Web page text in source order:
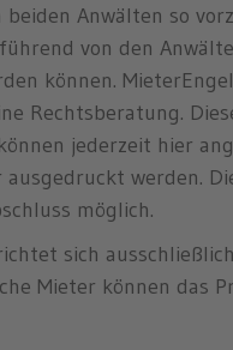
beiden Anwälten so
von den
können.
Rechtsberatung.
jederzeit hier
werden.
möglich.
sich
Mieter können das